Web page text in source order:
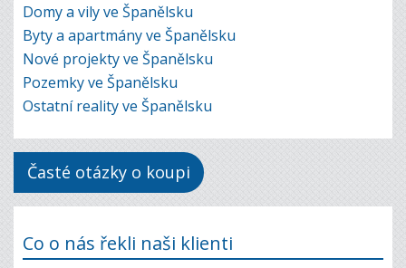
Domy a vily ve Španělsku
Byty a apartmány ve Španělsku
Nové projekty ve Španělsku
Pozemky ve Španělsku
Ostatní reality ve Španělsku
Časté otázky o koupi
Co o nás řekli naši klienti